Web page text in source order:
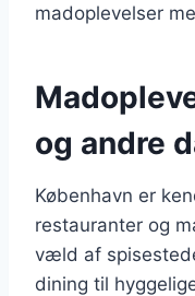
madoplevelser
og andre
København er
restauranter og
væld af
dining til